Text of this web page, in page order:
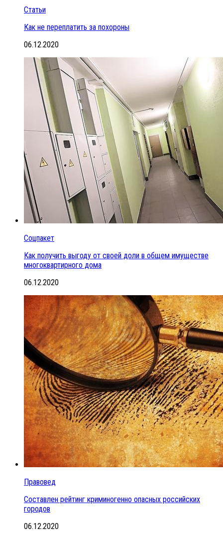
Статьи
Как не переплатить за похороны
06.12.2020
Соцпакет
Как получить выгоду от своей доли в общем имуществе
многоквартирного дома
06.12.2020
Правовед
Составлен рейтинг криминогенно опасных российских
городов
06.12.2020